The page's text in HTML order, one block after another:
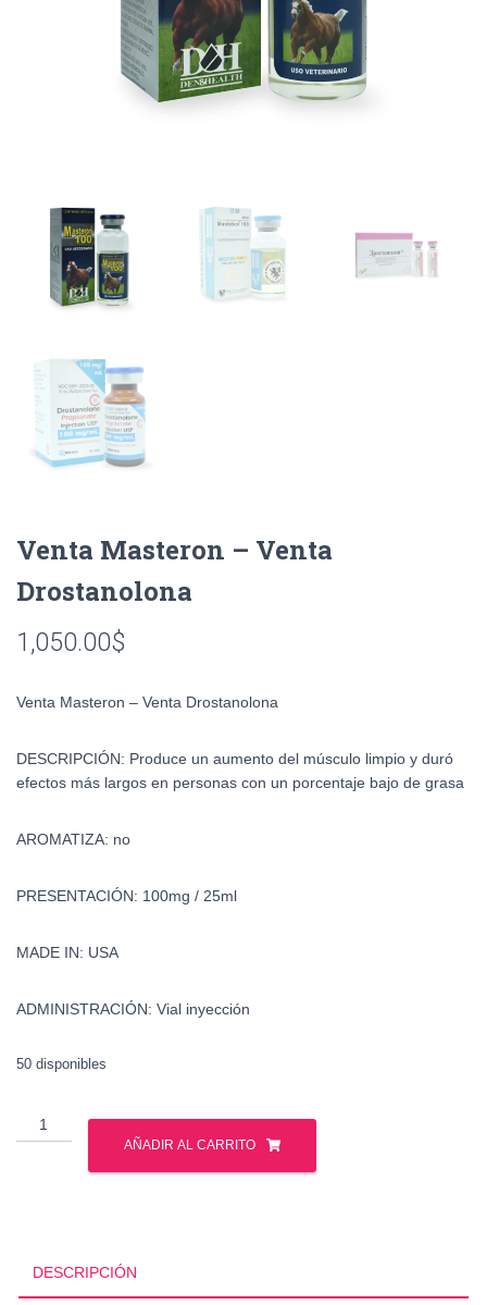
Venta Masteron – Venta
Drostanolona
1,050.00$
Venta Masteron – Venta Drostanolona
DESCRIPCIÓN: Produce un aumento del músculo limpio y duró
efectos más largos en personas con un porcentaje bajo de grasa
AROMATIZA: no
PRESENTACIÓN: 100mg / 25ml
MADE IN: USA
ADMINISTRACIÓN: Vial inyección
50 disponibles
Venta
Masteron
AÑADIR AL CARRITO
DESCRIPCIÓN